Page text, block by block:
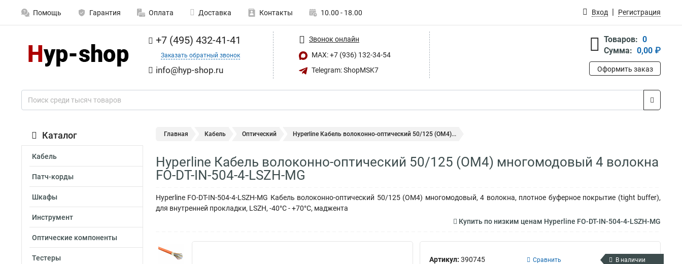
Помощь Гарантия Оплата Доставка Контакты 10.00 - 18.00 Вход Регистрация
+7 (495) 432-41-41
Заказать обратный звонок
info@hyp-shop.ru
Звонок онлайн
MAX: +7 (936) 132-34-54
Telegram: ShopMSK7
Товаров: 0
Сумма: 0,00 ₽
Оформить заказ
Каталог
Кабель
Патч-корды
Шкафы
Инструмент
Оптические компоненты
Тестеры
Главная Кабель Оптический Hyperline Кабель волоконно-оптический 50/125 (OM4)...
Hyperline Кабель волоконно-оптический 50/125 (OM4) многомодовый 4 волокна
FO-DT-IN-504-4-LSZH-MG
Hyperline FO-DT-IN-504-4-LSZH-MG Кабель волоконно-оптический 50/125 (OM4) многомодовый, 4 волокна, плотное буферное покрытие (tight buffer),
для внутренней прокладки, LSZH, -40°C - +70°C, маджента
Купить по низким ценам Hyperline FO-DT-IN-504-4-LSZH-MG
Артикул: 390745 Сравнить В наличии